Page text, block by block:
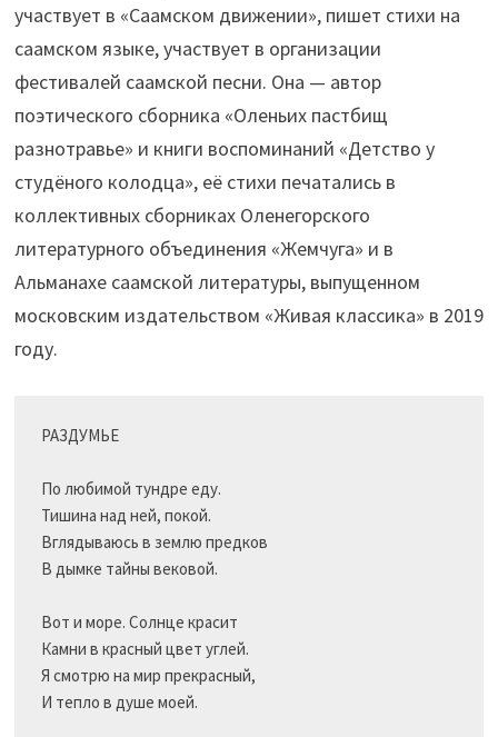
участвует в «Саамском движении», пишет стихи на
саамском языке, участвует в организации
фестивалей саамской песни. Она — автор
поэтического сборника «Оленьих пастбищ
разнотравье» и книги воспоминаний «Детство у
студёного колодца», её стихи печатались в
коллективных сборниках Оленегорского
литературного объединения «Жемчуга» и в
Альманахе саамской литературы, выпущенном
московским издательством «Живая классика» в 2019
году.
РАЗДУМЬЕ
По любимой тундре еду.
Тишина над ней, покой.
Вглядываюсь в землю предков
В дымке тайны вековой.
Вот и море. Солнце красит
Камни в красный цвет углей.
Я смотрю на мир прекрасный,
И тепло в душе моей.